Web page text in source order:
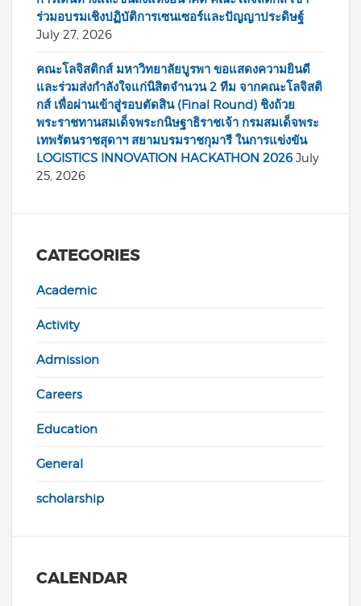
ร่วมอบรมเชิงปฏิบัติการเซนเซอร์และปัญญาประดิษฐ์
July 27, 2026
คณะโลจิสติกส์ มหาวิทยาลัยบูรพา ขอแสดงความยินดี
และร่วมส่งกำลังใจแก่นิสิตจำนวน 2 ทีม จากคณะโลจิสติ
กส์ เพื่อผ่านเข้าสู่รอบตัดสิน (Final Round) ชิงถ้วย
พระราชทานสมเด็จพระกนิษฐาธิราชเจ้า กรมสมเด็จพระ
เทพรัตนราชสุดาฯ สยามบรมราชกุมารี ในการแข่งขัน
LOGISTICS INNOVATION HACKATHON 2026 July
25, 2026
CATEGORIES
Academic
Activity
Admission
Careers
Education
General
scholarship
CALENDAR